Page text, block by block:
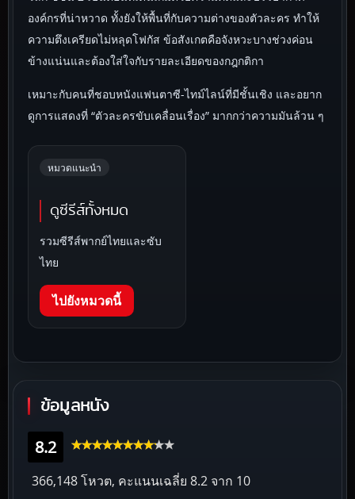
องค์กรที่น่าหวาด ทั้งยังให้พื้นที่กับความต่างของตัวละคร ทำให้
ความตึงเครียดไม่หลุดโฟกัส ข้อสังเกตคือจังหวะบางช่วงค่อน
ข้างแน่นและต้องใส่ใจกับรายละเอียดของกฎกติกา
เหมาะกับคนที่ชอบหนังแฟนตาซี-ไทม์ไลน์ที่มีชั้นเชิง และอยาก
ดูการแสดงที่ “ตัวละครขับเคลื่อนเรื่อง” มากกว่าความมันล้วน ๆ
หมวดแนะนำ
ดูซีรีส์ทั้งหมด
รวมซีรีส์พากย์ไทยและซับ
ไทย
ไปยังหมวดนี้
ข้อมูลหนัง
8.2
366,148 โหวต, คะแนนเฉลี่ย 8.2 จาก 10